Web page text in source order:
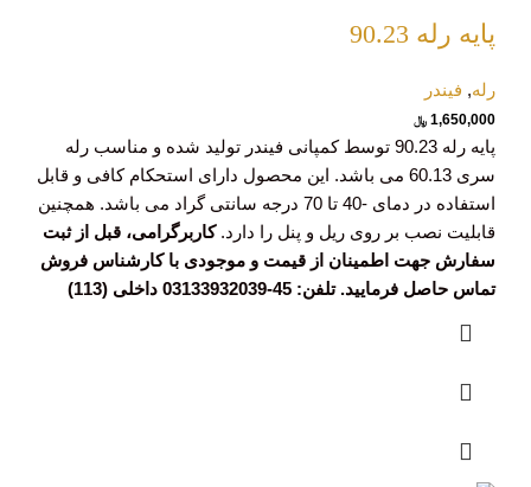
پایه رله 90.23
رله, فیندر
1,650,000 ﷼
پایه رله 90.23 توسط کمپانی فیندر تولید شده و مناسب رله
سری 60.13 می باشد. این محصول دارای استحکام کافی و قابل
استفاده در دمای -40 تا 70 درجه سانتی گراد می باشد. همچنین
قابلیت نصب بر روی ریل و پنل را دارد.کاربرگرامی، قبل از ثبت
سفارش جهت اطمینان از قیمت و موجودی با کارشناس فروش
تماس حاصل فرمایید. تلفن: 45-03133932039 داخلی (113)